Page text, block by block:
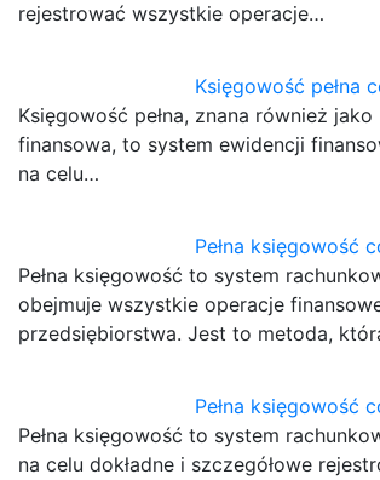
rejestrować wszystkie operacje…
Księgowość pełna
Księgowość pełna, znana również
finansowa, to system ewidencji
na celu…
Pełna księgowość
Pełna księgowość to system
obejmuje wszystkie operacje
przedsiębiorstwa. Jest to metoda,
Pełna księgowość
Pełna księgowość to system
na celu dokładne i szczegółowe